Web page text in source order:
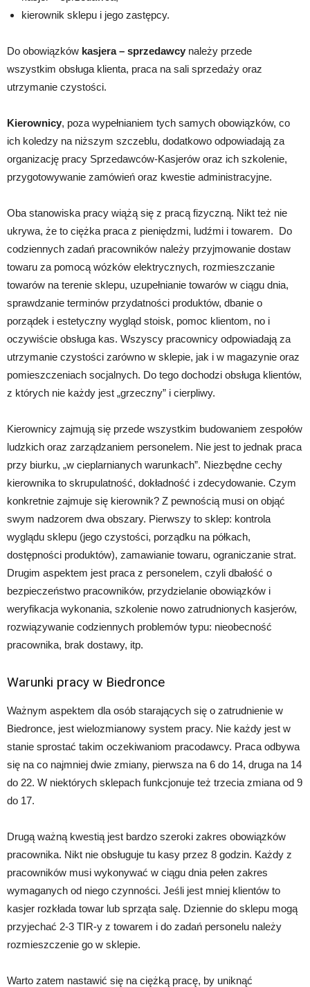
kierownik sklepu i jego zastępcy.
Do obowiązków kasjera – sprzedawcy należy przede
wszystkim obsługa klienta, praca na sali sprzedaży oraz
utrzymanie czystości.
Kierownicy, poza wypełnianiem tych samych obowiązków, co
ich koledzy na niższym szczeblu, dodatkowo odpowiadają za
organizację pracy Sprzedawców-Kasjerów oraz ich szkolenie,
przygotowywanie zamówień oraz kwestie administracyjne.
Oba stanowiska pracy wiążą się z pracą fizyczną. Nikt też nie
ukrywa, że to ciężka praca z pieniędzmi, ludźmi i towarem. Do
codziennych zadań pracowników należy przyjmowanie dostaw
towaru za pomocą wózków elektrycznych, rozmieszczanie
towarów na terenie sklepu, uzupełnianie towarów w ciągu dnia,
sprawdzanie terminów przydatności produktów, dbanie o
porządek i estetyczny wygląd stoisk, pomoc klientom, no i
oczywiście obsługa kas. Wszyscy pracownicy odpowiadają za
utrzymanie czystości zarówno w sklepie, jak i w magazynie oraz
pomieszczeniach socjalnych. Do tego dochodzi obsługa klientów,
z których nie każdy jest „grzeczny” i cierpliwy.
Kierownicy zajmują się przede wszystkim budowaniem zespołów
ludzkich oraz zarządzaniem personelem. Nie jest to jednak praca
przy biurku, „w cieplarnianych warunkach”. Niezbędne cechy
kierownika to skrupulatność, dokładność i zdecydowanie. Czym
konkretnie zajmuje się kierownik? Z pewnością musi on objąć
swym nadzorem dwa obszary. Pierwszy to sklep: kontrola
wyglądu sklepu (jego czystości, porządku na półkach,
dostępności produktów), zamawianie towaru, ograniczanie strat.
Drugim aspektem jest praca z personelem, czyli dbałość o
bezpieczeństwo pracowników, przydzielanie obowiązków i
weryfikacja wykonania, szkolenie nowo zatrudnionych kasjerów,
rozwiązywanie codziennych problemów typu: nieobecność
pracownika, brak dostawy, itp.
Warunki pracy w Biedronce
Ważnym aspektem dla osób starających się o zatrudnienie w
Biedronce, jest wielozmianowy system pracy. Nie każdy jest w
stanie sprostać takim oczekiwaniom pracodawcy. Praca odbywa
się na co najmniej dwie zmiany, pierwsza na 6 do 14, druga na 14
do 22. W niektórych sklepach funkcjonuje też trzecia zmiana od 9
do 17.
Drugą ważną kwestią jest bardzo szeroki zakres obowiązków
pracownika. Nikt nie obsługuje tu kasy przez 8 godzin. Każdy z
pracowników musi wykonywać w ciągu dnia pełen zakres
wymaganych od niego czynności. Jeśli jest mniej klientów to
kasjer rozkłada towar lub sprząta salę. Dziennie do sklepu mogą
przyjechać 2-3 TIR-y z towarem i do zadań personelu należy
rozmieszczenie go w sklepie.
Warto zatem nastawić się na ciężką pracę, by uniknąć